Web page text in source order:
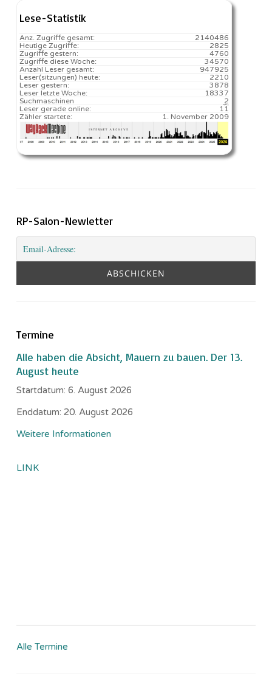
Lese-Statistik
2140486
Anz. Zugriffe gesamt:
2825
Heutige Zugriffe:
4760
Zugriffe gestern:
34570
Zugriffe diese Woche:
947925
Anzahl Leser gesamt:
2210️
Leser(sitzungen) heute:
3878
Leser gestern:
18337️
Leser letzte Woche:
2
Suchmaschinen
11
Leser gerade online:
1. November 2009
Zähler startete:
RP-Salon-Newletter
Termine
Alle haben die Absicht, Mauern zu bauen. Der 13.
August heute
Startdatum: 6. August 2026
Enddatum: 20. August 2026
Weitere Informationen
LINK
Alle Termine